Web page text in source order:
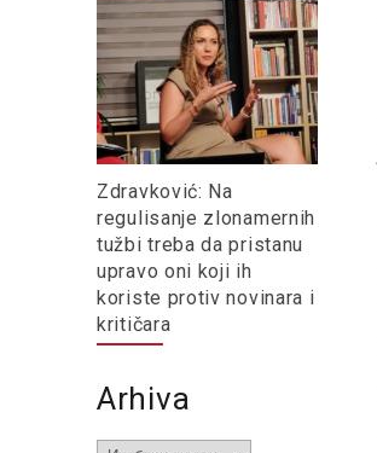
Zdravković: Na
regulisanje zlonamernih
tužbi treba da pristanu
upravo oni koji ih
koriste protiv novinara i
kritičara
Arhiva
Arhiva